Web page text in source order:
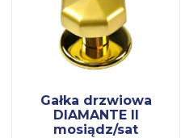
Gałka drzwiowa
DIAMANTE II
mosiądz/sat